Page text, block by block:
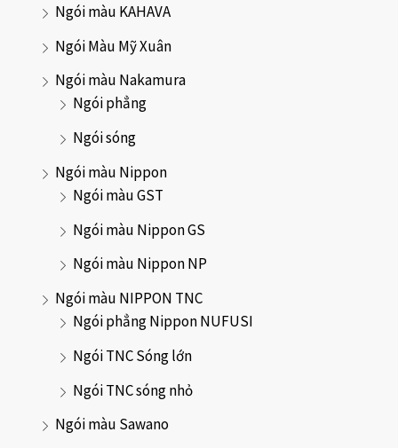
Ngói màu KAHAVA
Ngói Màu Mỹ Xuân
Ngói màu Nakamura
Ngói phẳng
Ngói sóng
Ngói màu Nippon
Ngói màu GST
Ngói màu Nippon GS
Ngói màu Nippon NP
Ngói màu NIPPON TNC
Ngói phẳng Nippon NUFUSI
Ngói TNC Sóng lớn
Ngói TNC sóng nhỏ
Ngói màu Sawano